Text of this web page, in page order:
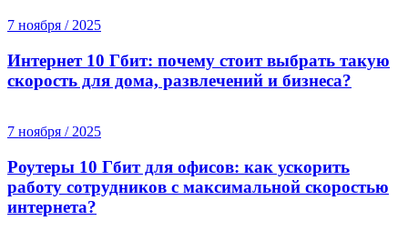
7 ноября / 2025
Интернет 10 Гбит: почему стоит выбрать такую
скорость для дома, развлечений и бизнеса?
7 ноября / 2025
Роутеры 10 Гбит для офисов: как ускорить
работу сотрудников с максимальной скоростью
интернета?